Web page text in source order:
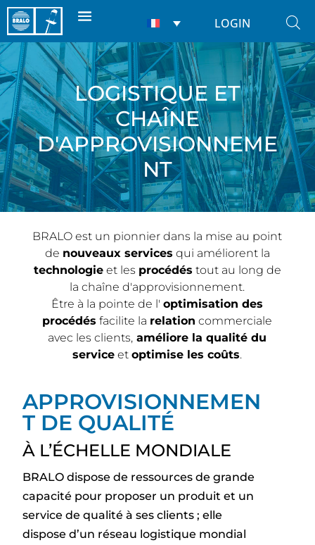
LOGIN
LOGISTIQUE ET
CHAÎNE
D'APPROVISIONNEME
NT
BRALO est un pionnier dans la mise au point
de nouveaux services qui améliorent la
technologieet les procédés tout au long de
la chaîne d'approvisionnement.
Être à la pointe de l'optimisation des
procédés facilite la relation commerciale
avec les clients, améliore la qualité du
service etoptimise les coûts.
APPROVISIONNEMEN
T DE QUALITÉ
À L’ÉCHELLE MONDIALE
BRALO dispose de ressources de grande
capacité pour proposer un produit et un
service de qualité à ses clients ; elle
dispose d’un réseau logistique mondial